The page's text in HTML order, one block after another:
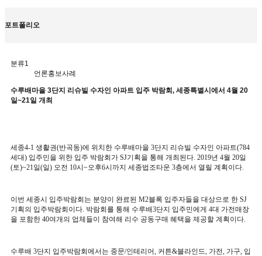
포트폴리오
분류1
언론홍보사례
수루배마을 3단지 리슈빌 수자인 아파트 입주 박람회, 세종특별시에서 4월 20
일~21일 개최
세종4-1 생활권(반곡동)에 위치한 수루배마을 3단지 리슈빌 수자인 아파트(784
세대) 입주민을 위한 입주 박람회가 SJ기획을 통해 개최된다. 2019년 4월 20일
(토)~21일(일) 오전 10시~오후6시까지 세종법조타운 3층에서 열릴 계획이다.
이번 세종시 입주박람회는 분양이 완료된 M2블록 입주자들을 대상으로 한 SJ
기획의 입주박람회이다. 박람회를 통해 수루배3단지 입주민에게 4대 가전매장
을 포함한 40여개의 업체들이 참여해 리수 공동구매 혜택을 제공할 계획이다.
수루배 3단지 입주박람회에서는 중문/인테리어, 커튼&블라인드, 가전, 가구, 입